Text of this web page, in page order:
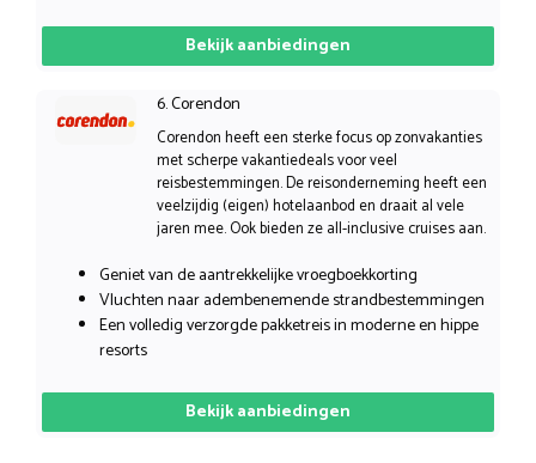
Bekijk aanbiedingen
6. Corendon
Corendon heeft een sterke focus op zonvakanties
met scherpe vakantiedeals voor veel
reisbestemmingen. De reisonderneming heeft een
veelzijdig (eigen) hotelaanbod en draait al vele
jaren mee. Ook bieden ze all-inclusive cruises aan.
Geniet van de aantrekkelijke vroegboekkorting
Vluchten naar adembenemende strandbestemmingen
Een volledig verzorgde pakketreis in moderne en hippe
resorts
Bekijk aanbiedingen